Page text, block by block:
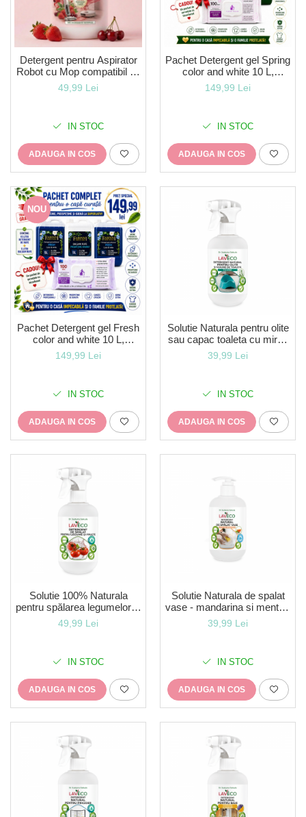
Detergent pentru Aspirator
Robot cu Mop compatibil cu
orice Robot-formula noua cu
parfum mai intens de
49,99 Lei
IN STOC
ADAUGA IN COS
Pachet Detergent gel Spring
color and white 10 L,
Balsam rufe Prospețime
marină 5 L + Cadou 1
149,99 Lei
IN STOC
ADAUGA IN COS
NOU
Pachet Detergent gel Fresh
color and white 10 L,
Balsam rufe Prospețime
marină 5 L + Cadou 1
149,99 Lei
IN STOC
ADAUGA IN COS
Solutie Naturala pentru olite
sau capac toaleta cu miros
de Eucalipt 0.5 L-LavEco
39,99 Lei
IN STOC
ADAUGA IN COS
Solutie 100% Naturala
pentru spălarea legumelor și
fructelor - 0,5 l-LavEco-pt
indepartarea pesticidelor,
49,99 Lei
IN STOC
ADAUGA IN COS
Solutie Naturala de spalat
vase - mandarina si menta -
0,5 l-LavEco
39,99 Lei
IN STOC
ADAUGA IN COS